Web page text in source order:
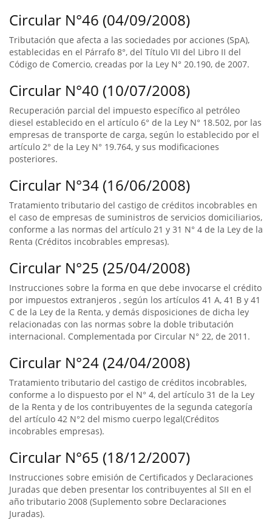
Circular N°46 (04/09/2008)
Tributación que afecta a las sociedades por acciones (SpA),
establecidas en el Párrafo 8°, del Título VII del Libro II del
Código de Comercio, creadas por la Ley N° 20.190, de 2007.
Circular N°40 (10/07/2008)
Recuperación parcial del impuesto específico al petróleo
diesel establecido en el artículo 6° de la Ley N° 18.502, por las
empresas de transporte de carga, según lo establecido por el
artículo 2° de la Ley N° 19.764, y sus modificaciones
posteriores.
Circular N°34 (16/06/2008)
Tratamiento tributario del castigo de créditos incobrables en
el caso de empresas de suministros de servicios domiciliarios,
conforme a las normas del artículo 21 y 31 N° 4 de la Ley de la
Renta (Créditos incobrables empresas).
Circular N°25 (25/04/2008)
Instrucciones sobre la forma en que debe invocarse el crédito
por impuestos extranjeros , según los artículos 41 A, 41 B y 41
C de la Ley de la Renta, y demás disposiciones de dicha ley
relacionadas con las normas sobre la doble tributación
internacional. Complementada por Circular N° 22, de 2011.
Circular N°24 (24/04/2008)
Tratamiento tributario del castigo de créditos incobrables,
conforme a lo dispuesto por el N° 4, del artículo 31 de la Ley
de la Renta y de los contribuyentes de la segunda categoría
del artículo 42 N°2 del mismo cuerpo legal(Créditos
incobrables empresas).
Circular N°65 (18/12/2007)
Instrucciones sobre emisión de Certificados y Declaraciones
Juradas que deben presentar los contribuyentes al SII en el
año tributario 2008 (Suplemento sobre Declaraciones
Juradas).